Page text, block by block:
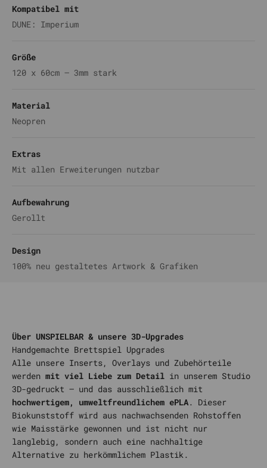
Kompatibel mit
DUNE: Imperium
Größe
120 x 60cm – 3mm stark
Material
Neopren
Extras
Mit allen Erweiterungen nutzbar
Aufbewahrung
Gerollt
Design
100% neu gestaltetes Artwork & Grafiken
Über UNSPIELBAR & unsere 3D-Upgrades
Alle unsere Inserts, Overlays und Zubehörteile
werden mit viel Liebe zum Detail in unserem Studio
3D-gedruckt – und das ausschließlich mit
hochwertigem, umweltfreundlichem ePLA. Dieser
Biokunststoff wird aus nachwachsenden Rohstoffen
wie Maisstärke gewonnen und ist nicht nur
langlebig, sondern auch eine nachhaltige
Alternative zu herkömmlichem Plastik.